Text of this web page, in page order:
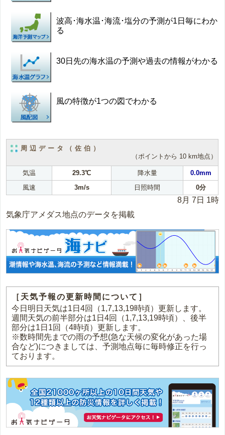
波高･海水温･海流･塩分の予測が1日毎にわか
る
30日先の海水温の予測や過去の情報がわかる
風の特徴が1つの図でわかる
周辺データ（佐伯）
（ポイントから 10 km地点）
気温 29.3℃ 降水量
0.0mm
風速
3m/s 日照時間 0分
8月 7日 1時
気象庁アメダス地点のデータを掲載
［天気予報の更新時間について］
今日明日天気は1日4回（1,7,13,19時頃）更新します。
週間天気の前半部分は1日4回（1,7,13,19時頃）、後半
部分は1日1回（4時頃）更新します。
※数時間先までの雨の予想(急な天候の変化があった場
合など)につきましては、予測地点毎に毎時修正を行っ
ております。